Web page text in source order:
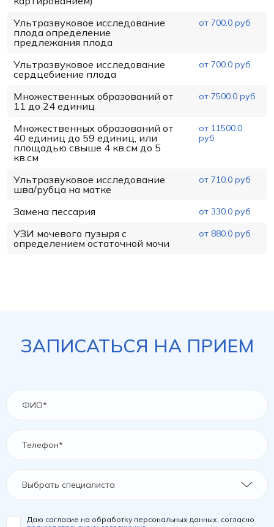
Ультразвуковое исследование
плода определение
предлежания плода
от 700.0 руб
Ультразвуковое исследование
сердцебиение плода
от 700.0 руб
Множественных образований от
11 до 24 единиц
от 7500.0 руб
Множественных образований от
40 единиц до 59 единиц, или
площадью свыше 4 кв.см до 5
кв.см
от 11500.0
руб
Ультразвуковое исследование
шва/рубца на матке
от 710.0 руб
Замена пессария от 330.0 руб
УЗИ мочевого пузыря с
определением остаточной мочи
от 880.0 руб
ЗАПИСАТЬСЯ НА ПРИЕМ
Выбрать специалиста
Даю согласие на обработку персональных данных, согласно